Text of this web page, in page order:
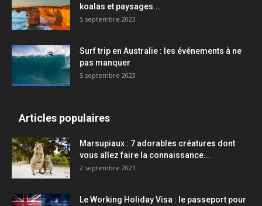
koalas et paysages...
5 septembre 2023
Surf trip en Australie : les événements à ne
pas manquer
5 septembre 2023
Articles populaires
Marsupiaux : 7 adorables créatures dont
vous allez faire la connaissance...
2 septembre 2021
Le Working Holiday Visa : le passeport pour